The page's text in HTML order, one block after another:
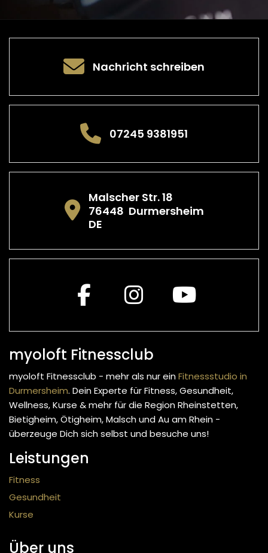
Nachricht schreiben
07245 9381951
Malscher Str. 18
76448 Durmersheim
DE
myoloft Fitnessclub
myoloft Fitnessclub - mehr als nur einFitnessstudio in
Durmersheim. Dein Experte für Fitness, Gesundheit,
Wellness, Kurse & mehr für die Region Rheinstetten,
Bietigheim, Ötigheim, Malsch und Au am Rhein -
überzeuge Dich sich selbst und besuche uns!
Leistungen
Fitness
Gesundheit
Kurse
Über uns